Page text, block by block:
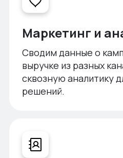
Маркетинг и
Сводим данные о
выручке из разных
сквозную аналитику
решений.